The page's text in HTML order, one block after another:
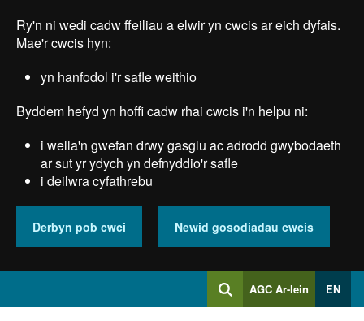
main
Ry'n ni wedi cadw ffeiliau a elwir yn cwcis ar eich dyfais.
Mae'r cwcis hyn:
yn hanfodol i'r safle weithio
Byddem hefyd yn hoffi cadw rhai cwcis i'n helpu ni:
i wella'n gwefan drwy gasglu ac adrodd gwybodaeth
ar sut yr ydych yn defnyddio'r safle
i deilwra cyfathrebu
Derbyn pob cwci Newid gosodiadau cwcis
ChwilioMewngofnodi
i
AGC Ar-lein EN